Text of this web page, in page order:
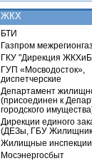
ЖКХ
БТИ
Газпром межрегионгаз
ГКУ "Дирекция
ГУП «Мосводосток»,
диспетчерские
Департамент
(присоединен к
городского
Дирекции единого
(ДЕЗы, ГБУ
Жилищные инспекции
Мосэнергосбыт